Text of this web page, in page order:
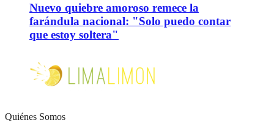
Nuevo quiebre amoroso remece la
farándula nacional: "Solo puedo contar
que estoy soltera"
Quiénes Somos